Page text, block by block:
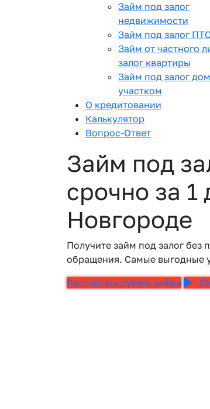
Займ под залог
недвижимости
Займ под залог ПТС
Займ от частного
залог квартиры
Займ под залог
участком
О кредитовании
Калькулятор
Вопрос-Ответ
Займ под
срочно за
Новгороде
Получите займ под залог без
обращения. Самые выгодные
Рассчитать сумму займа